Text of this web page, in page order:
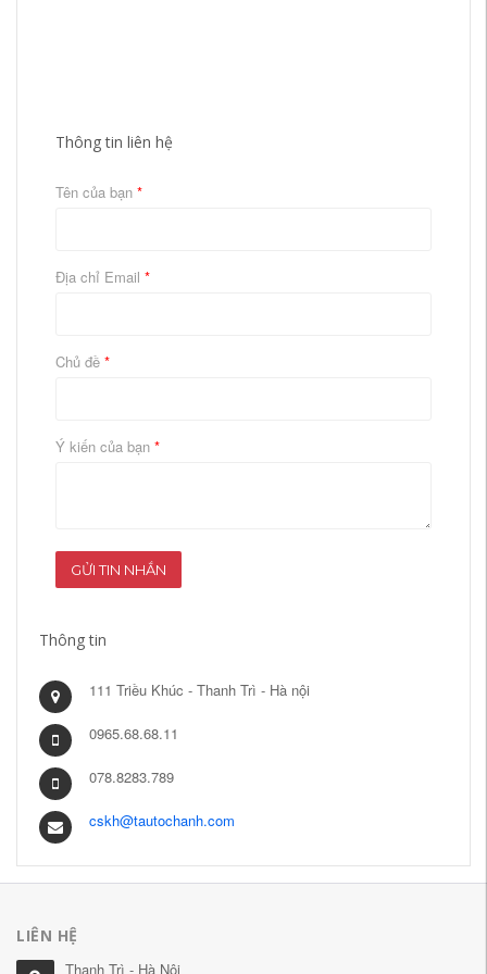
Thông tin liên hệ
Tên của bạn *
Địa chỉ Email *
Chủ đề *
Ý kiến của bạn *
GỬI TIN NHẮN
Thông tin
111 Triều Khúc - Thanh Trì - Hà nội
0965.68.68.11
078.8283.789
cskh@tautochanh.com
LIÊN HỆ
Thanh Trì - Hà Nội